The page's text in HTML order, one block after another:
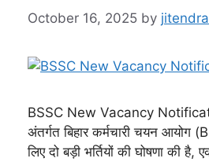
October 16, 2025 by
BSSC New Vacancy
अंतर्गत बिहार कर्मचारी चयन आयोग
लिए दो बड़ी भर्तियों की घोषणा की